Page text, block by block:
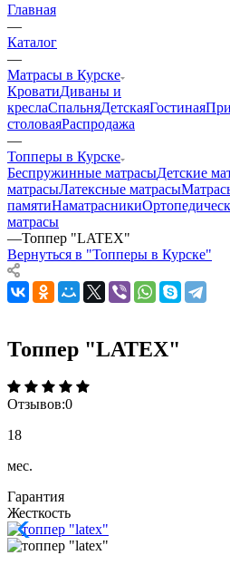
Главная
—
Каталог
—
Матрасы в Курске
КроватиДиваны и
креслаСпальняДетскаяГостиная
столоваяРаспродажа
—
Топперы в Курске
Беспружинные матрасыДетские
матрасыЛатексные матрасы
памятиНаматрасники
матрасы
—Топпер "LATEX"
Вернуться в "Топперы в Курске"
Топпер "LATEX"
Отзывов:0
18
мес.
Гарантия
Жесткость